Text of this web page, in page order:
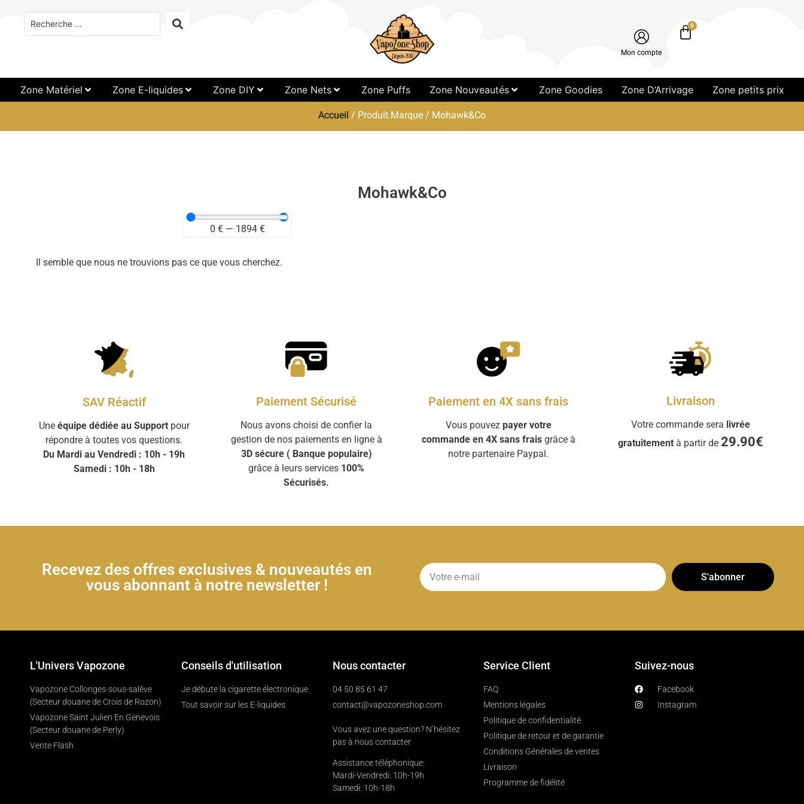
Mon compte
0
Zone Matériel Zone E-liquides Zone DIY Zone Nets Zone Puffs Zone Nouveautés Zone Goodies Zone D’Arrivage Zone petits prix
Accueil / Produit Marque / Mohawk&Co
Mohawk&Co
0 €— 1894 €
Il semble que nous ne trouvions pas ce que vous cherchez.
SAV Réactif
Une équipe dédiée au Supportpour
répondre à toutes vos questions.
Du Mardi au Vendredi : 10h - 19h
Samedi : 10h - 18h
Paiement Sécurisé
Nous avons choisi de confier la
gestion de nos paiements en ligne à
3D sécure ( Banque populaire)
grâce à leurs services 100%
Sécurisés.
Paiement en 4X sans frais
Vous pouvez payer votre
commande en 4X sans fraisgrâce à
notre partenaire Paypal.
Livraison
Votre commande sera livrée
gratuitementà partir de 29.90€
Recevez des offres exclusives & nouveautés en
vous abonnant à notre newsletter !
S'abonner
L'Univers Vapozone
Vapozone Collonges-sous-salève
(Secteur douane de Crois de Rozon)
Vapozone Saint Julien En Genevois
(Secteur douane de Perly)
Vente Flash
Conseils d'utilisation
Je débute la cigarette électronique
Tout savoir sur les E-liquides
Nous contacter
04 50 85 61 47
contact@vapozoneshop.com
Vous avez une question? N’hésitez
pas à nous contacter
Assistance téléphonique:
Mardi-Vendredi: 10h-19h
Samedi: 10h-18h
Service Client
FAQ
Mentions légales
Politique de confidentialité
Politique de retour et de garantie
Conditions Générales de ventes
Livraison
Programme de fidélité
Suivez-nous
Facebook
Instagram